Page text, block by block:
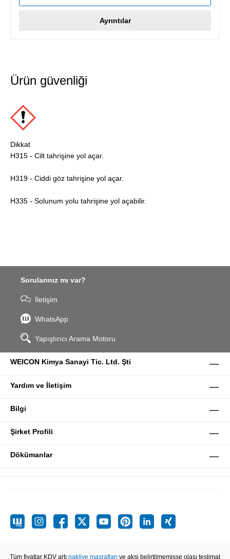
Ayrıntılar
Ürün güvenliği
Dikkat
H315 - Cilt tahrişine yol açar.
H319 - Ciddi göz tahrişine yol açar.
H335 - Solunum yolu tahrişine yol açabilir.
Sorularınız mı var?
İletişim
WhatsApp
Yapıştırıcı Arama Motoru
WEICON Kimya Sanayi Tic. Ltd. Şti
Yardım ve İletişim
Bilgi
Şirket Profili
Dökümanlar
Tüm fiyatlar KDV artı nakliye masrafları ve aksi belirtilmemişse olası teslimat